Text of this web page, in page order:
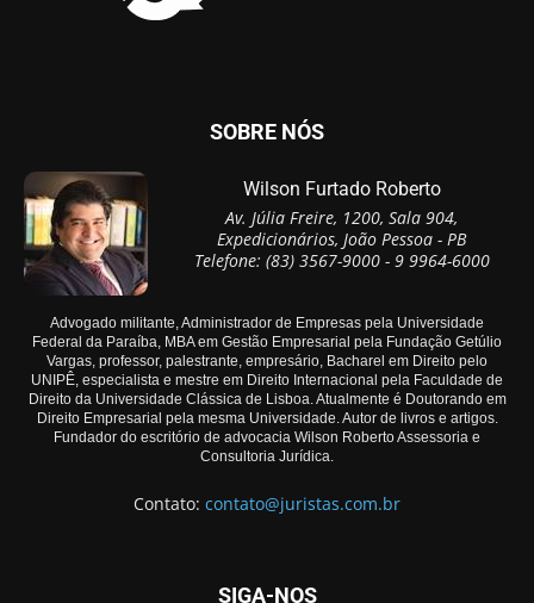
SOBRE NÓS
Wilson Furtado Roberto
Av. Júlia Freire, 1200, Sala 904,
Expedicionários, João Pessoa - PB
Telefone: (83) 3567-9000 - 9 9964-6000
Advogado militante, Administrador de Empresas pela Universidade
Federal da Paraíba, MBA em Gestão Empresarial pela Fundação Getúlio
Vargas, professor, palestrante, empresário, Bacharel em Direito pelo
UNIPÊ, especialista e mestre em Direito Internacional pela Faculdade de
Direito da Universidade Clássica de Lisboa. Atualmente é Doutorando em
Direito Empresarial pela mesma Universidade. Autor de livros e artigos.
Fundador do escritório de advocacia Wilson Roberto Assessoria e
Consultoria Jurídica.
Contato: contato@juristas.com.br
SIGA-NOS